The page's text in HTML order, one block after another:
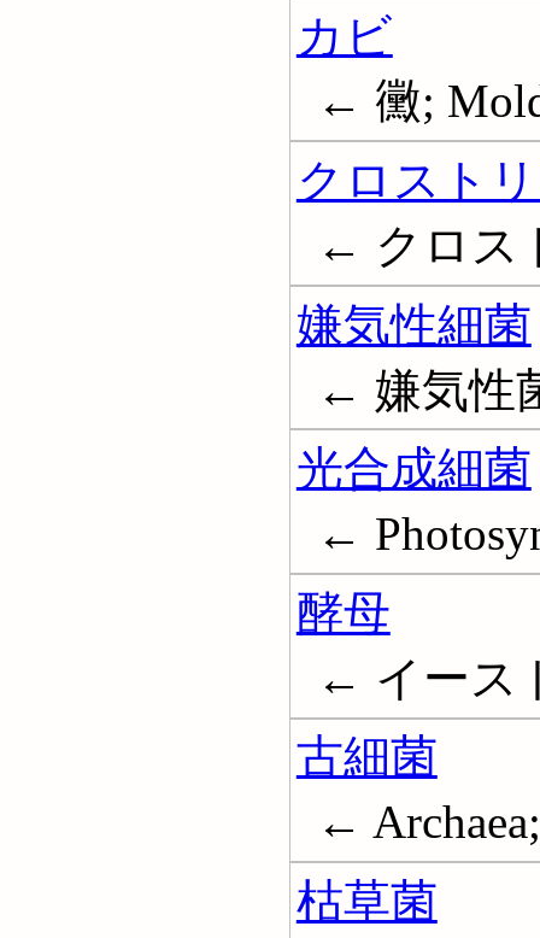
カビ
← 黴;
クロスト
← クロス
嫌気性細菌
← 嫌気性
光合成細菌
←
酵母
← イース
古細菌
←
枯草菌